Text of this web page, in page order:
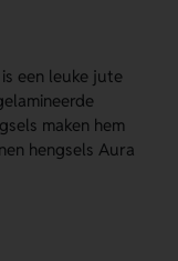
een leuke jute
maken hem
hengsels Aura
Voorzijde of